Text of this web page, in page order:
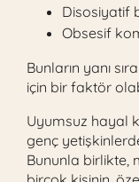
Disosiyatif
Obsesif
Bunların yanı
için bir faktör
Uyumsuz hayal
genç
Bununla